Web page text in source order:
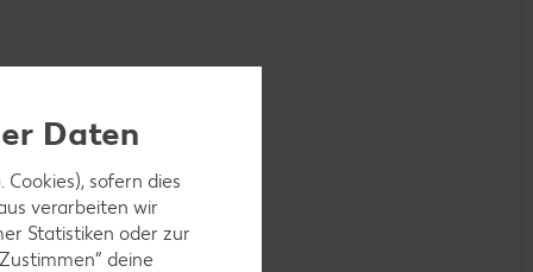
Daten
sofern dies
verarbeiten wir
Statistiken oder zur
deine